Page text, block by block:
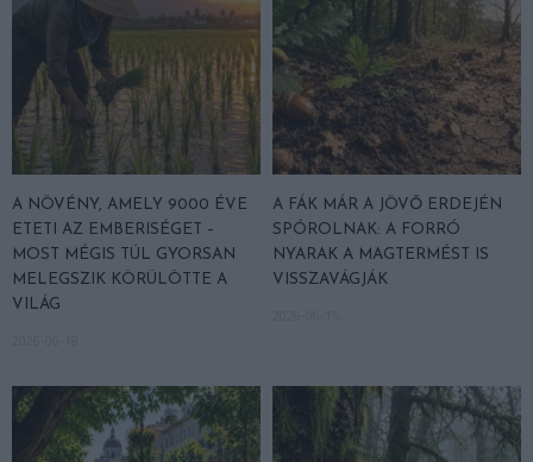
A NÖVÉNY, AMELY 9000 ÉVE
ETETI AZ EMBERISÉGET –
MOST MÉGIS TÚL GYORSAN
MELEGSZIK KÖRÜLÖTTE A
VILÁG
A FÁK MÁR A JÖVŐ ERDEJÉN
SPÓROLNAK: A FORRÓ
NYARAK A MAGTERMÉST IS
VISSZAVÁGJÁK